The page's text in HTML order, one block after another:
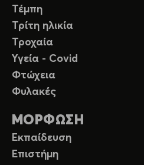
Τέμπη
Τρίτη ηλικία
Τροχαία
Υγεία - Covid
Φτώχεια
Φυλακές
ΜΟΡΦΩΣΗ
Εκπαίδευση
Επιστήμη